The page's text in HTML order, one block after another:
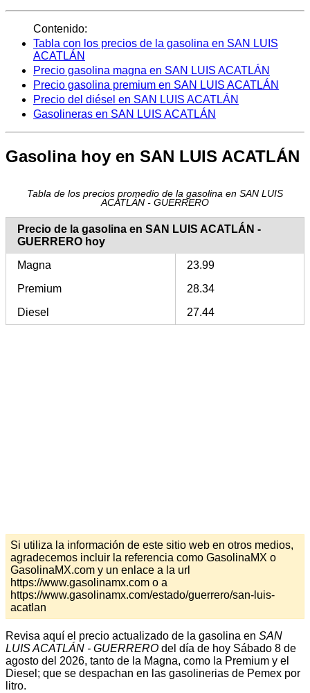
Contenido:
Tabla con los precios de la gasolina en SAN LUIS
ACATLÁN
Precio gasolina magna en SAN LUIS ACATLÁN
Precio gasolina premium en SAN LUIS ACATLÁN
Precio del diésel en SAN LUIS ACATLÁN
Gasolineras en SAN LUIS ACATLÁN
Gasolina hoy en SAN LUIS ACATLÁN
Tabla de los precios promedio de la gasolina en SAN LUIS
ACATLÁN - GUERRERO
Precio de la gasolina en SAN LUIS ACATLÁN -
GUERRERO hoy
Magna
23.99
Premium
28.34
Diesel
27.44
Si utiliza la información de este sitio web en otros medios,
agradecemos incluir la referencia como GasolinaMX o
GasolinaMX.com y un enlace a la url
https://www.gasolinamx.com o a
https://www.gasolinamx.com/estado/guerrero/san-luis-
acatlan
Revisa aquí el precio actualizado de la gasolina en SAN
LUIS ACATLÁN - GUERRERO del día de hoy Sábado 8 de
agosto del 2026, tanto de la Magna, como la Premium y el
Diesel; que se despachan en las gasolinerias de Pemex por
litro.